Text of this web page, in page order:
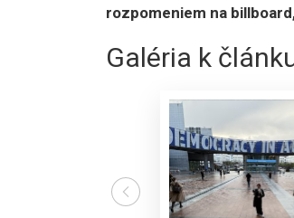
rozpomeniem na
Galéria k